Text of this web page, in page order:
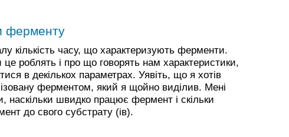
ферменту
кількість часу, що характеризують ферменти.
роблять і про що говорять нам характеристики,
в декількох параметрах. Уявіть, що я хотів
ферментом, який я щойно виділив. Мені
наскільки швидко працює фермент і скільки
до свого субстрату (ів).